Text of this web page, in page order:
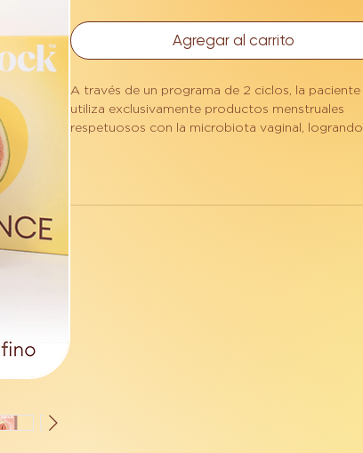
Agregar al carrito
A través de un programa de 2 ciclos, la paciente
utiliza exclusivamente productos menstruales
respetuosos con la microbiota vaginal, logrando
x2 regular